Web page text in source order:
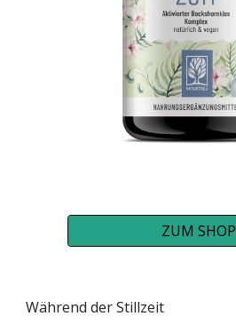
ZUM SHOP
Während der Stillzeit